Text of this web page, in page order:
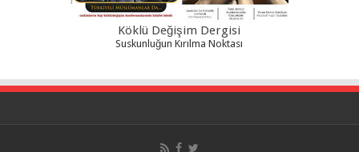
Köklü Değişim Dergisi
Suskunluğun Kırılma Noktası